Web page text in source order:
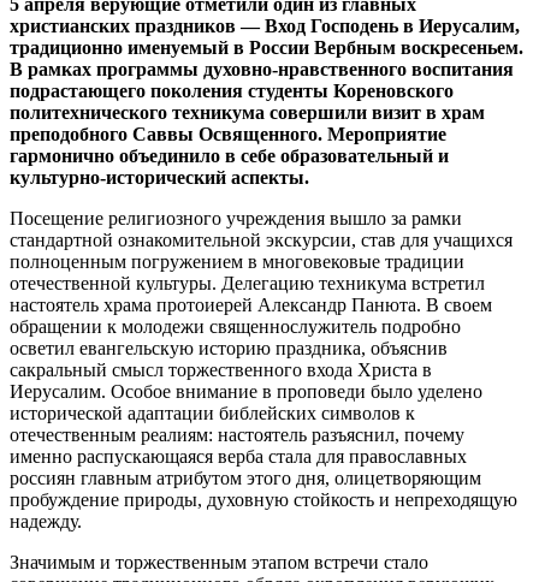
христианских праздников — Вход Господень в Иерусалим,
традиционно именуемый в России Вербным воскресеньем.
В рамках программы духовно-нравственного воспитания
подрастающего поколения студенты Кореновского
политехнического техникума совершили визит в храм
преподобного Саввы Освященного. Мероприятие
гармонично объединило в себе образовательный и
культурно-исторический аспекты.
Посещение религиозного учреждения вышло за рамки
стандартной ознакомительной экскурсии, став для учащихся
полноценным погружением в многовековые традиции
отечественной культуры. Делегацию техникума встретил
настоятель храма протоиерей Александр Панюта. В своем
обращении к молодежи священнослужитель подробно
осветил евангельскую историю праздника, объяснив
сакральный смысл торжественного входа Христа в
Иерусалим. Особое внимание в проповеди было уделено
исторической адаптации библейских символов к
отечественным реалиям: настоятель разъяснил, почему
именно распускающаяся верба стала для православных
россиян главным атрибутом этого дня, олицетворяющим
пробуждение природы, духовную стойкость и непреходящую
надежду.
Значимым и торжественным этапом встречи стало